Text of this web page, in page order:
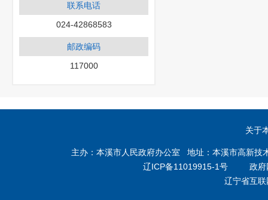
联系电话
024-42868583
邮政编码
117000
关于
主办：本溪市人民政府办公室 地址：本溪市高新
辽ICP备11019915-1号 政府
辽宁省互